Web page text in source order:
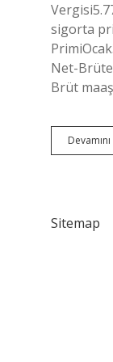
sigorta
Net-Brüte
Brüt
Sitemap